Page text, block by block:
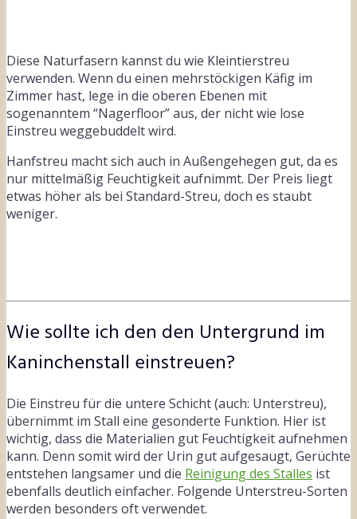
Diese Naturfasern kannst du wie Kleintierstreu
verwenden. Wenn du einen mehrstöckigen Käfig im
Zimmer hast, lege in die oberen Ebenen mit
sogenanntem “Nagerfloor” aus, der nicht wie lose
Einstreu weggebuddelt wird.
Hanfstreu macht sich auch in Außengehegen gut, da es
nur mittelmäßig Feuchtigkeit aufnimmt. Der Preis liegt
etwas höher als bei Standard-Streu, doch es staubt
weniger.
Wie sollte ich den den Untergrund im
Kaninchenstall einstreuen?
Die Einstreu für die untere Schicht (auch: Unterstreu),
übernimmt im Stall eine gesonderte Funktion. Hier ist
wichtig, dass die Materialien gut Feuchtigkeit aufnehmen
kann. Denn somit wird der Urin gut aufgesaugt, Gerüchte
entstehen langsamer und die Reinigung des Stalles ist
ebenfalls deutlich einfacher. Folgende Unterstreu-Sorten
werden besonders oft verwendet.